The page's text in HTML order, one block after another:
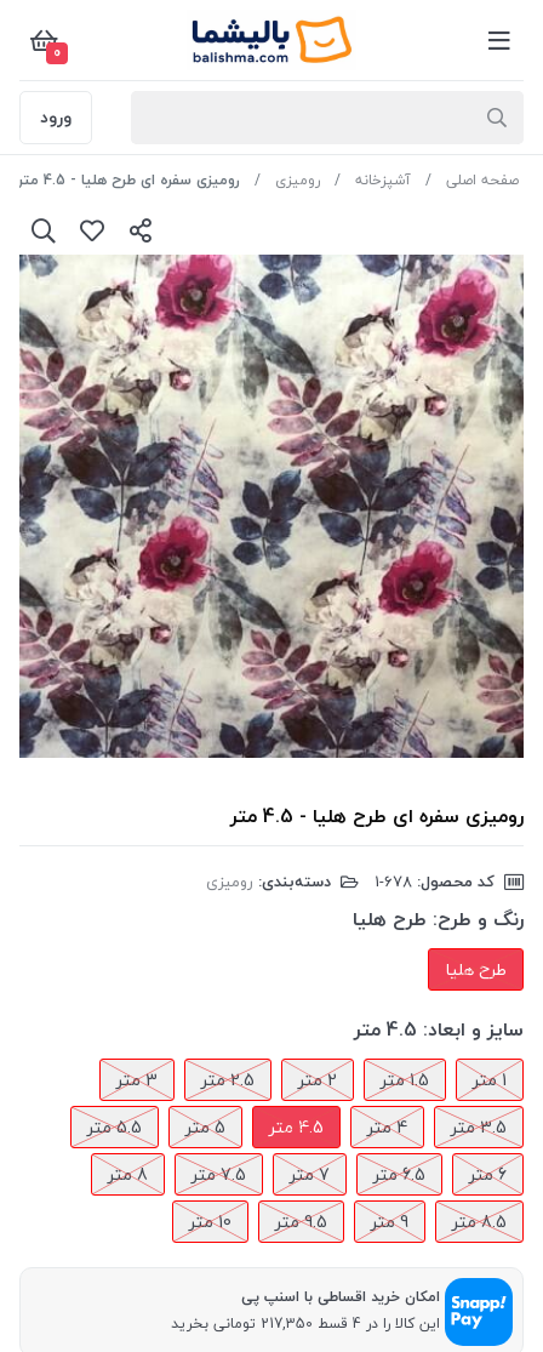
0
ورود
صفحه اصلی آشپزخانه رومیزی رومیزی سفره ای طرح هلیا - 4.5 متر
رومیزی سفره ای طرح هلیا - 4.5 متر
کد محصول: دسته‌بندی: رومیزی
رنگ و طرح: طرح هلیا
طرح هلیا
سایز و ابعاد: 4.5 متر
1 متر 1.5 متر 2 متر 2.5 متر
3 متر
3.5 متر
4 متر 4.5 متر 5 متر
5.5 متر
6 متر
6.5 متر 7 متر 7.5 متر
8 متر
8.5 متر
9 متر 9.5 متر 10 متر
امکان خرید اقساطی با اسنپ پی
این کالا را در 4 قسط 217,350 تومانی بخرید